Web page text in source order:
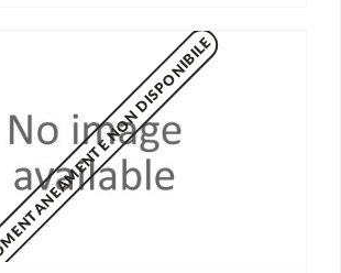
MOMENTANEAMENTE NON DISPONIBILE